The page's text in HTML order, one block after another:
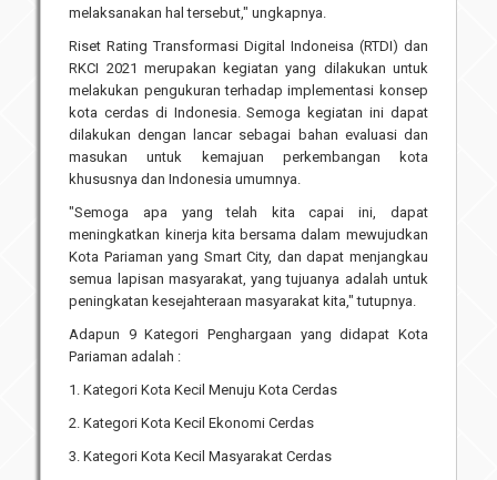
melaksanakan hal tersebut," ungkapnya.
Riset Rating Transformasi Digital Indoneisa (RTDI) dan
RKCI 2021 merupakan kegiatan yang dilakukan untuk
melakukan pengukuran terhadap implementasi konsep
kota cerdas di Indonesia. Semoga kegiatan ini dapat
dilakukan dengan lancar sebagai bahan evaluasi dan
masukan untuk kemajuan perkembangan kota
khususnya dan Indonesia umumnya.
"Semoga apa yang telah kita capai ini, dapat
meningkatkan kinerja kita bersama dalam mewujudkan
Kota Pariaman yang Smart City, dan dapat menjangkau
semua lapisan masyarakat, yang tujuanya adalah untuk
peningkatan kesejahteraan masyarakat kita," tutupnya.
Adapun 9 Kategori Penghargaan yang didapat Kota
Pariaman adalah :
1. Kategori Kota Kecil Menuju Kota Cerdas
2. Kategori Kota Kecil Ekonomi Cerdas
3. Kategori Kota Kecil Masyarakat Cerdas